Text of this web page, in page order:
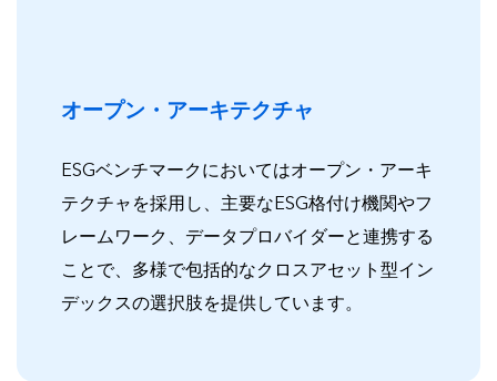
オープン・アーキテクチャ
ESGベンチマークにおいてはオープン・アーキ
テクチャを採用し、主要なESG格付け機関やフ
レームワーク、データプロバイダーと連携する
ことで、多様で包括的なクロスアセット型イン
デックスの選択肢を提供しています。